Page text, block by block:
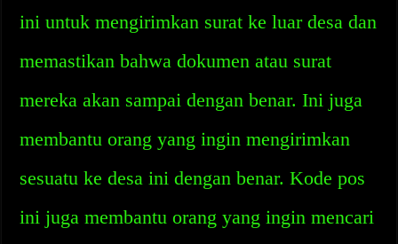
ini untuk mengirimkan surat ke luar desa dan
memastikan bahwa dokumen atau surat
mereka akan sampai dengan benar. Ini juga
membantu orang yang ingin mengirimkan
sesuatu ke desa ini dengan benar. Kode pos
ini juga membantu orang yang ingin mencari